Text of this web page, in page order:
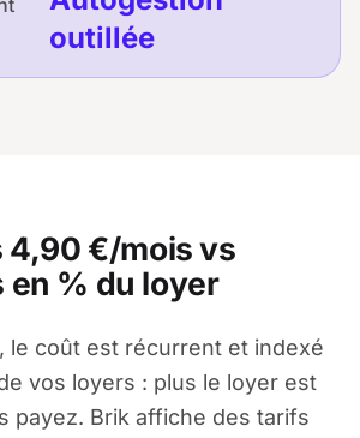
outillée
4,90 €/mois vs
en % du loyer
le coût est récurrent et indexé
vos loyers : plus le loyer est
payez. Brik affiche des tarifs